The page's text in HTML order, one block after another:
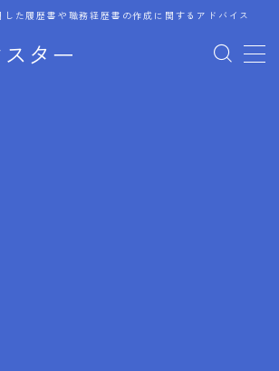
ター
た履歴書や職務経歴書の作成に関するアドバイス